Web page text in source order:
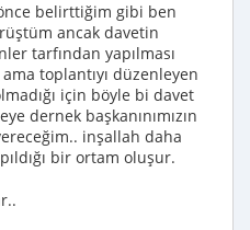
belirttiğim gibi ben
ancak davetin
tarfından yapılması
toplantıyı düzenleyen
için böyle bi davet
dernek başkanınımızın
inşallah daha
bir ortam oluşur.